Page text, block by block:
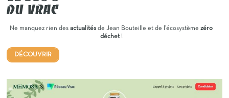
DU VRAC
Ne manquez rien des actualitésde Jean Bouteille et de l’écosystème zéro
déchet!
DÉCOUVRIR